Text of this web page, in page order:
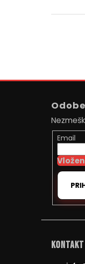
Email
Kontakt